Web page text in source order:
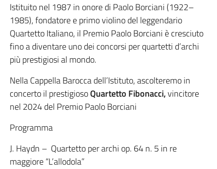
Istituito nel 1987 in onore di Paolo Borciani (1922–
1985), fondatore e primo violino del leggendario
Quartetto Italiano, il Premio Paolo Borciani è cresciuto
fino a diventare uno dei concorsi per quartetti d’archi
più prestigiosi al mondo.
Nella Cappella Barocca dell’Istituto, ascolteremo in
concerto il prestigiosoQuartetto Fibonacci,vincitore
nel 2024 del Premio Paolo Borciani
Programma
J. Haydn – Quartetto per archi op. 64 n. 5 in re
maggiore “L’allodola”